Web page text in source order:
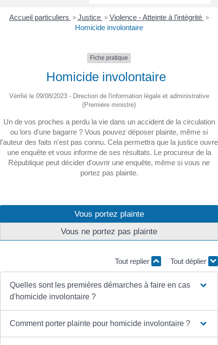
Accueil particuliers > Justice > Violence - Atteinte à l'intégrité >
Homicide involontaire
Fiche pratique
Homicide involontaire
Vérifié le 09/08/2023 - Direction de l'information légale et administrative
(Première ministre)
Un de vos proches a perdu la vie dans un accident de la circulation
ou lors d'une bagarre ? Vous pouvez déposer plainte, même si
l'auteur des faits n'est pas connu. Cela permettra que la justice ouvre
une enquête et vous informe de ses résultats. Le procureur de la
République peut décider d'ouvrir une enquête, même si vous ne
portez pas plainte.
Vous portez plainte
Vous ne portez pas plainte
Tout replier Tout déplier
Quelles sont les premières démarches à faire en cas
d'homicide involontaire ?
Comment porter plainte pour homicide involontaire ?